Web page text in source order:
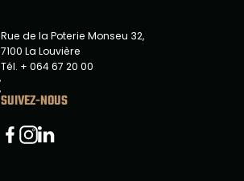
Rue de la Poterie Monseu 32,
7100 La Louvière
Tél. + 064 67 20 00
SUIVEZ-NOUS